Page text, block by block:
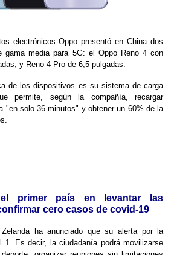
electrónicos Oppo presentó en China dos
gama media para 5G: el Oppo Reno 4 con
y Reno 4 Pro de 6,5 pulgadas.
de los dispositivos es su sistema de carga
permite, según la compañía, recargar
"en solo 36 minutos" y obtener un 60% de la
el primer país en levantar las
cero casos de covid-19
ha anunciado que su alerta por la
1. Es decir, la ciudadanía podrá movilizarse